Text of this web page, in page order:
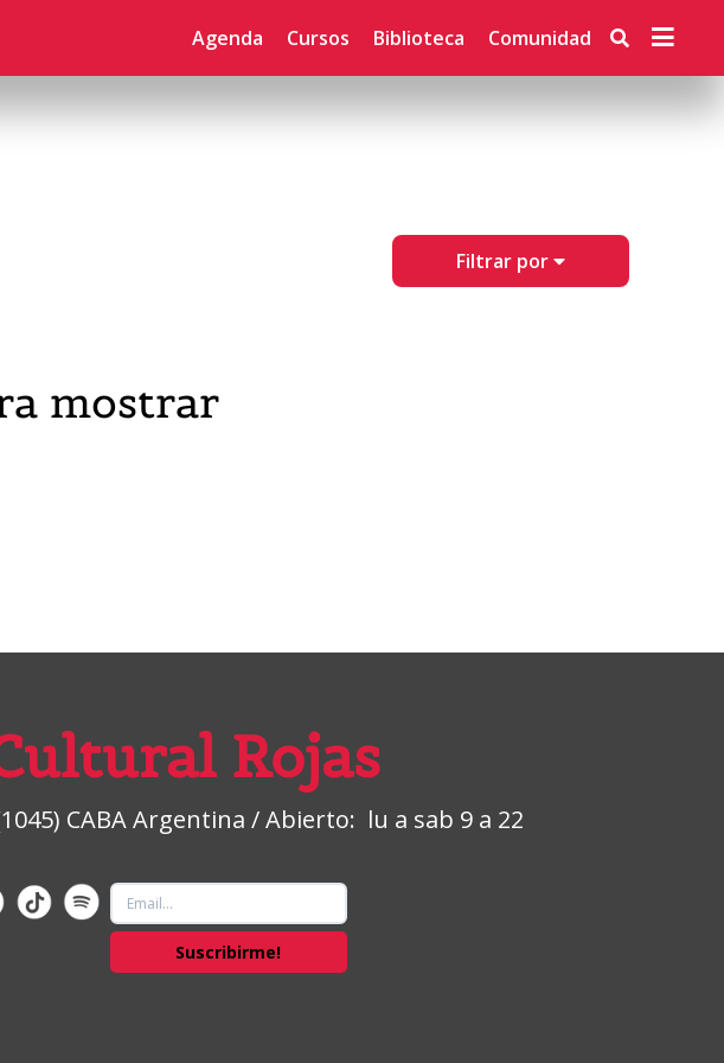
Agenda Cursos Biblioteca Comunidad
Filtrar por
mostrar
Rojas
CABA Argentina / Abierto: lu a sab 9 a 22